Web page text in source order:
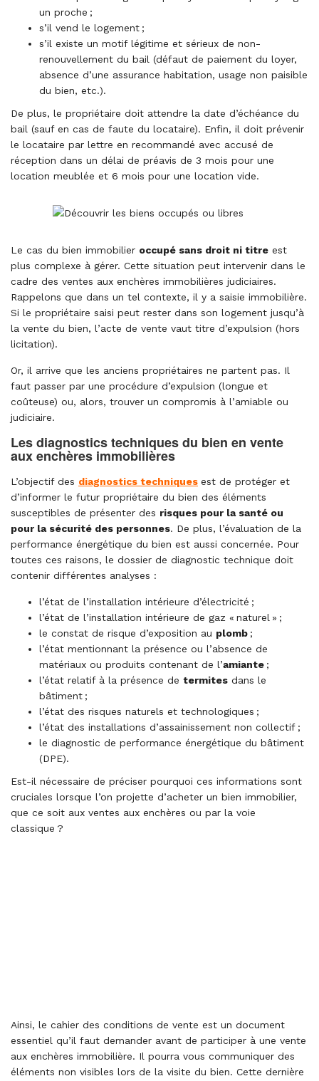
un proche ;
s’il vend le logement ;
s’il existe un motif légitime et sérieux de non-
renouvellement du bail (défaut de paiement du loyer,
absence d’une assurance habitation, usage non paisible
du bien, etc.).
De plus, le propriétaire doit attendre la date d’échéance du
bail (sauf en cas de faute du locataire). Enfin, il doit prévenir
le locataire par lettre en recommandé avec accusé de
réception dans un délai de préavis de 3 mois pour une
location meublée et 6 mois pour une location vide.
Le cas du bien immobilier occupé sans droit ni titre est
plus complexe à gérer. Cette situation peut intervenir dans le
cadre des ventes aux enchères immobilières judiciaires.
Rappelons que dans un tel contexte, il y a saisie immobilière.
Si le propriétaire saisi peut rester dans son logement jusqu’à
la vente du bien, l’acte de vente vaut titre d’expulsion (hors
licitation).
Or, il arrive que les anciens propriétaires ne partent pas. Il
faut passer par une procédure d’expulsion (longue et
coûteuse) ou, alors, trouver un compromis à l’amiable ou
judiciaire.
Les diagnostics techniques du bien en vente
aux enchères immobilières
L’objectif des diagnostics techniques est de protéger et
d’informer le futur propriétaire du bien des éléments
susceptibles de présenter des risques pour la santé ou
pour la sécurité des personnes. De plus, l’évaluation de la
performance énergétique du bien est aussi concernée. Pour
toutes ces raisons, le dossier de diagnostic technique doit
contenir différentes analyses :
l’état de l’installation intérieure d’électricité ;
l’état de l’installation intérieure de gaz « naturel » ;
le constat de risque d’exposition au plomb ;
l’état mentionnant la présence ou l’absence de
matériaux ou produits contenant de l’amiante ;
l’état relatif à la présence de termites dans le
bâtiment ;
l’état des risques naturels et technologiques ;
l’état des installations d’assainissement non collectif ;
le diagnostic de performance énergétique du bâtiment
(DPE).
Est-il nécessaire de préciser pourquoi ces informations sont
cruciales lorsque l’on projette d’acheter un bien immobilier,
que ce soit aux ventes aux enchères ou par la voie
classique ?
Ainsi, le cahier des conditions de vente est un document
essentiel qu’il faut demander avant de participer à une vente
aux enchères immobilière. Il pourra vous communiquer des
éléments non visibles lors de la visite du bien. Cette dernière